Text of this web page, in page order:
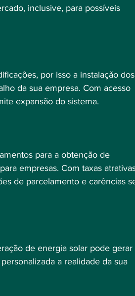
inclusive, para possíveis
por isso a instalação
da sua empresa. Com acesso
expansão do sistema.
para a obtenção de
empresas. Com taxas
de parcelamento e carências
de energia solar pode
a realidade da sua